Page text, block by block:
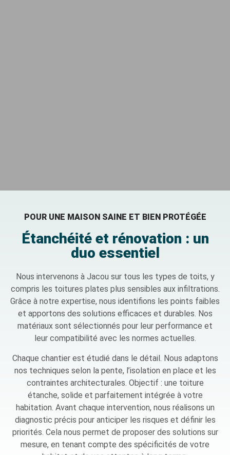
POUR UNE MAISON SAINE ET BIEN PROTÉGÉE
Étanchéité et rénovation : un
duo essentiel
Nous intervenons à Jacou sur tous les types de toits, y
compris les toitures plates plus sensibles aux infiltrations.
Grâce à notre expertise, nous identifions les points faibles
et apportons des solutions efficaces et durables. Nos
matériaux sont sélectionnés pour leur performance et
leur compatibilité avec les normes actuelles.
Chaque chantier est étudié dans le détail. Nous adaptons
nos techniques selon la pente, l’isolation en place et les
contraintes architecturales. Objectif : une toiture
étanche, solide et parfaitement intégrée à votre
habitation. Avant chaque intervention, nous réalisons un
diagnostic précis pour anticiper les risques et définir les
priorités. Cela nous permet de proposer des solutions sur
mesure, en tenant compte des spécificités de votre